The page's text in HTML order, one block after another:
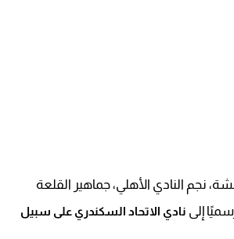
نجم النادي الأهلي، جماهير القلعة
إلى نادي الاتحاد السكندري على سبيل